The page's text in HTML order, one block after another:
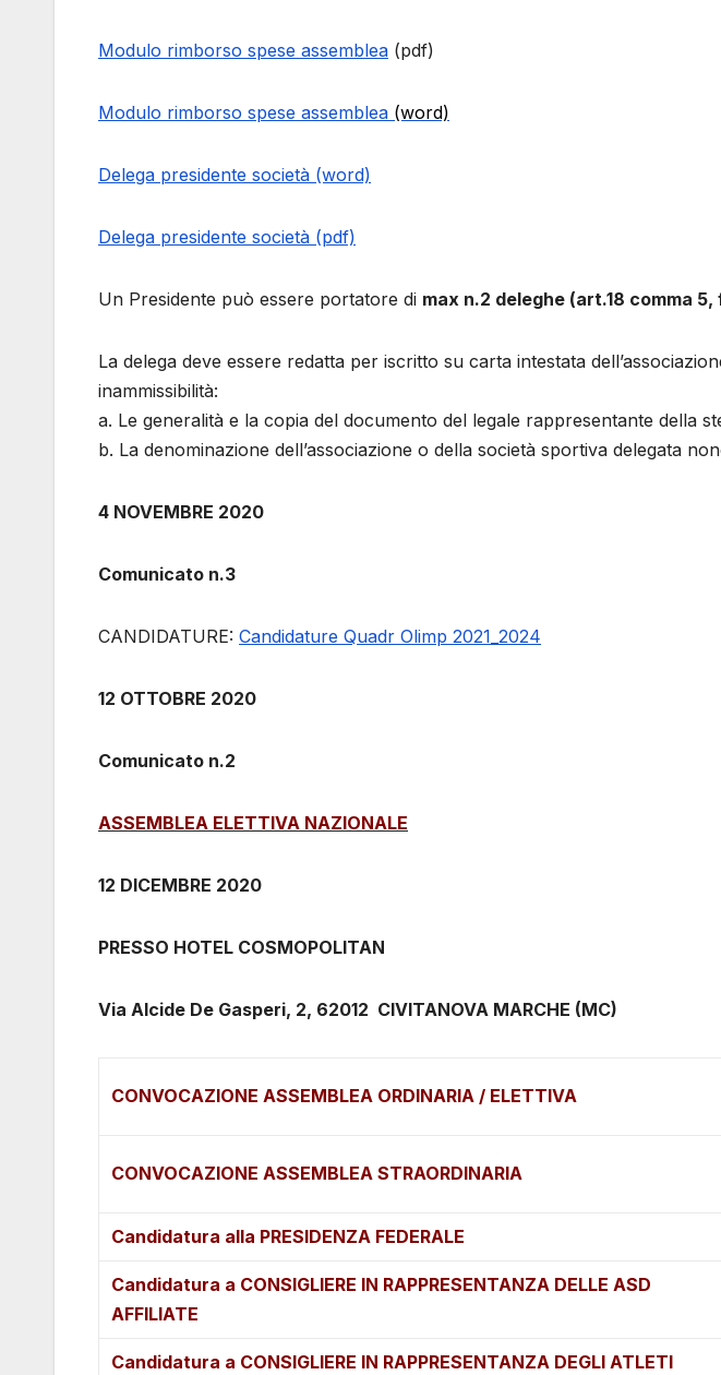
Modulo rimborso spese assemblea (pdf)
Modulo rimborso spese assemblea (word)
Delega presidente società (word)
Delega presidente società (pdf)
Un Presidente può essere portatore di max n.2 deleghe (art.18 comma
La delega deve essere redatta per iscritto su carta intestata
inammissibilità:
a. Le generalità e la copia del documento del legale rappresentante della
b. La denominazione dell’associazione o della società sportiva delegata
4 NOVEMBRE 2020
Comunicato n.3
CANDIDATURE: Candidature Quadr Olimp 2021_2024
12 OTTOBRE 2020
Comunicato n.2
ASSEMBLEA ELETTIVA NAZIONALE
12 DICEMBRE 2020
PRESSO HOTEL COSMOPOLITAN
Via Alcide De Gasperi, 2, 62012 CIVITANOVA MARCHE (MC)
CONVOCAZIONE ASSEMBLEA ORDINARIA / ELETTIVA
CONVOCAZIONE ASSEMBLEA STRAORDINARIA
Candidatura alla PRESIDENZA FEDERALE
Candidatura a CONSIGLIERE IN RAPPRESENTANZA DELLE ASD
AFFILIATE
Candidatura a CONSIGLIERE IN RAPPRESENTANZA DEGLI ATLETI